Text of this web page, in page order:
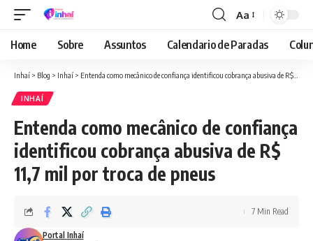
Font
Resizer
Aa
Home Sobre Assuntos Calendario de Paradas
Inhaí > Blog > Inhaí > Entenda como mecânico de confiança identificou cobrança abusiva de R$ 11,7 mil por troca de pneus
INHAÍ
Entenda como mecânico de confiança
identificou cobrança abusiva de R$
11,7 mil por troca de pneus
Portal Inhaí
7 Min Read